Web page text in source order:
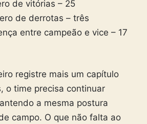
de vitórias – 25
de derrotas – três
entre campeão e vice – 17
registre mais um capítulo
o time precisa continuar
a mesma postura
campo. O que não falta ao